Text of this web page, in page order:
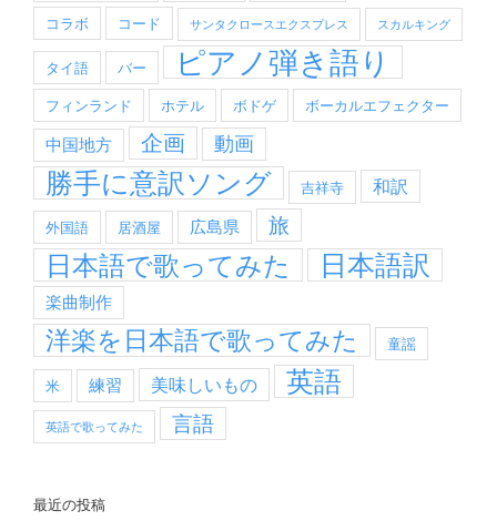
コラボ コード サンタクロースエクスプレス スカルキング
タイ語 バー ピアノ弾き語り
フィンランド ホテル ボドゲ ボーカルエフェクター
中国地方 企画 動画
勝手に意訳ソング 吉祥寺 和訳
外国語 居酒屋 広島県 旅
日本語で歌ってみた 日本語訳
楽曲制作
洋楽を日本語で歌ってみた 童謡
米 練習 美味しいもの 英語
英語で歌ってみた 言語
最近の投稿